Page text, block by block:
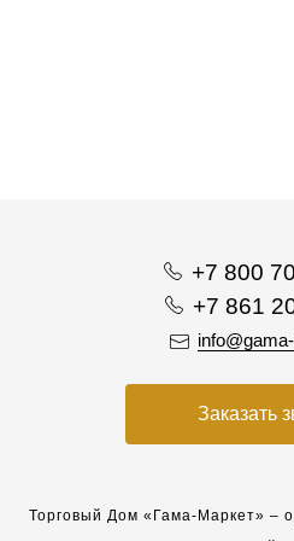
+7 800
+7 861
Заказать
Торговый Дом «Гама-Маркет» –